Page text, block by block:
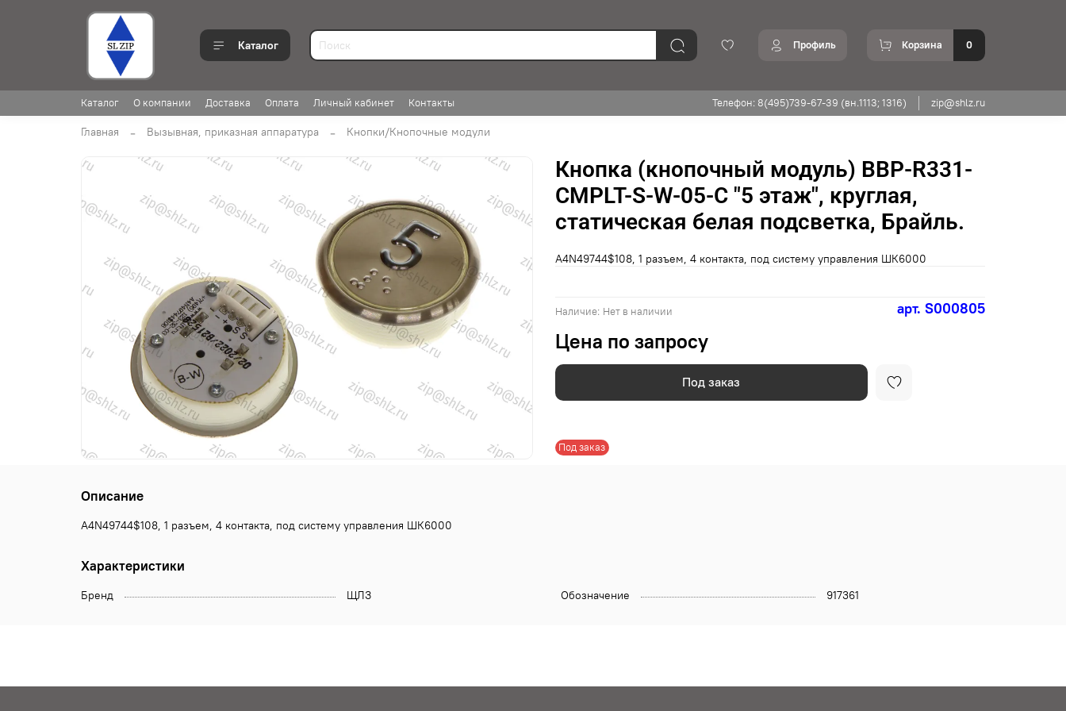
Каталог Профиль Корзина 0
Каталог О компании Доставка Оплата Личный кабинет Контакты Телефон: 8(495)739-67-39 (вн.1113; 1316) zip@shlz.ru
Главная Вызывная, приказная аппаратура Кнопки/Кнопочные модули
арт. S000805
Наличие: Нет в наличии
Под заказ
Кнопка (кнопочный модуль) BBP-R331-
CMPLT-S-W-05-C "5 этаж", круглая,
статическая белая подсветка, Брайль.
Цена по запросу
Под заказ
A4N49744$108, 1 разъем, 4 контакта, под систему управления ШК6000
Описание
A4N49744$108, 1 разъем, 4 контакта, под систему управления ШК6000
Характеристики
Бренд ЩЛЗ Обозначение 917361